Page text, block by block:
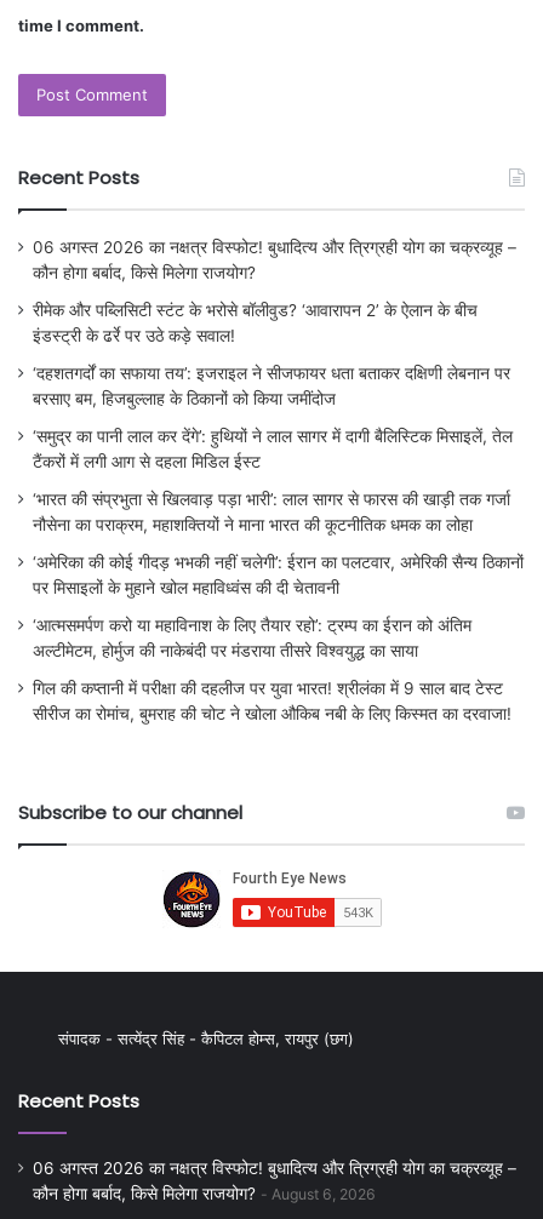
time I comment.
Recent Posts
06 अगस्त 2026 का नक्षत्र विस्फोट! बुधादित्य और त्रिग्रही योग का चक्रव्यूह –
कौन होगा बर्बाद, किसे मिलेगा राजयोग?
रीमेक और पब्लिसिटी स्टंट के भरोसे बॉलीवुड? ‘आवारापन 2’ के ऐलान के बीच
इंडस्ट्री के ढर्रे पर उठे कड़े सवाल!
‘दहशतगर्दों का सफाया तय’: इजराइल ने सीजफायर धता बताकर दक्षिणी लेबनान पर
बरसाए बम, हिजबुल्लाह के ठिकानों को किया जमींदोज
‘समुद्र का पानी लाल कर देंगे’: हुथियों ने लाल सागर में दागी बैलिस्टिक मिसाइलें, तेल
टैंकरों में लगी आग से दहला मिडिल ईस्ट
‘भारत की संप्रभुता से खिलवाड़ पड़ा भारी’: लाल सागर से फारस की खाड़ी तक गर्जा
नौसेना का पराक्रम, महाशक्तियों ने माना भारत की कूटनीतिक धमक का लोहा
‘अमेरिका की कोई गीदड़ भभकी नहीं चलेगी’: ईरान का पलटवार, अमेरिकी सैन्य ठिकानों
पर मिसाइलों के मुहाने खोल महाविध्वंस की दी चेतावनी
‘आत्मसमर्पण करो या महाविनाश के लिए तैयार रहो’: ट्रम्प का ईरान को अंतिम
अल्टीमेटम, होर्मुज की नाकेबंदी पर मंडराया तीसरे विश्वयुद्ध का साया
गिल की कप्तानी में परीक्षा की दहलीज पर युवा भारत! श्रीलंका में 9 साल बाद टेस्ट
सीरीज का रोमांच, बुमराह की चोट ने खोला औकिब नबी के लिए किस्मत का दरवाजा!
Subscribe to our channel
संपादक - सत्येंद्र सिंह - कैपिटल होम्स, रायपुर (छग)
Recent Posts
06 अगस्त 2026 का नक्षत्र विस्फोट! बुधादित्य और त्रिग्रही योग का चक्रव्यूह –
कौन होगा बर्बाद, किसे मिलेगा राजयोग?
August 6, 2026